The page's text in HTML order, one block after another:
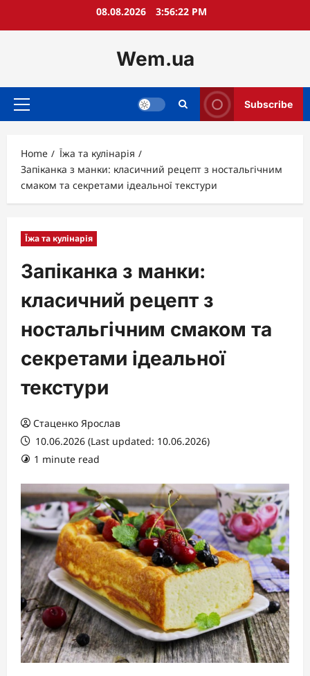
08.08.2026 3:56:23 PM
Wem.ua
Primary
Subscribe
Home
Їжа та кулінарія
Запіканка з манки: класичний рецепт з ностальгічним
смаком та секретами ідеальної текстури
Їжа та кулінарія
Запіканка з манки:
класичний рецепт з
ностальгічним смаком та
секретами ідеальної
текстури
Стаценко Ярослав
10.06.2026 (Last updated: 10.06.2026)
1 minute read